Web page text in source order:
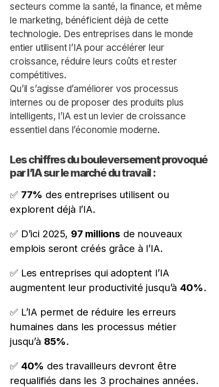
secteurs comme la santé, la finance, et même
le marketing, bénéficient déjà de cette
technologie. Des entreprises dans le monde
entier utilisent l’IA pour accélérer leur
croissance, réduire leurs coûts et rester
compétitives.
Qu’il s’agisse d’améliorer vos processus
internes ou de proposer des produits plus
intelligents, l’IA est un levier de croissance
essentiel dans l’économie moderne.
Les chiffres du bouleversement provoqué
par l’IA sur le marché du travail :
✅ 77% des entreprises utilisent ou
explorent déjà l’IA.
✅ D’ici 2025, 97 millions de nouveaux
emplois seront créés grâce à l’IA.
✅ Les entreprises qui adoptent l’IA
augmentent leur productivité jusqu’à 40%.
✅ L’IA permet de réduire les erreurs
humaines dans les processus métier
jusqu’à 85%.
✅ 40% des travailleurs devront être
requalifiés dans les 3 prochaines années.